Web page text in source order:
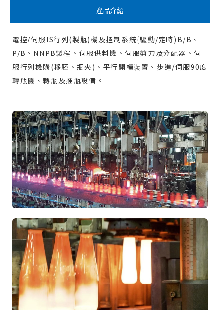
產品介紹
電控/伺服IS行列(製瓶)機及控制系統(驅動/定時)B/B、
P/B、NNPB製程、伺服供料機、伺服剪刀及分配器、伺
服行列機購(移胚、瓶夾)、平行開模裝置、步進/伺服90度
轉瓶機、轉瓶及推瓶設備。